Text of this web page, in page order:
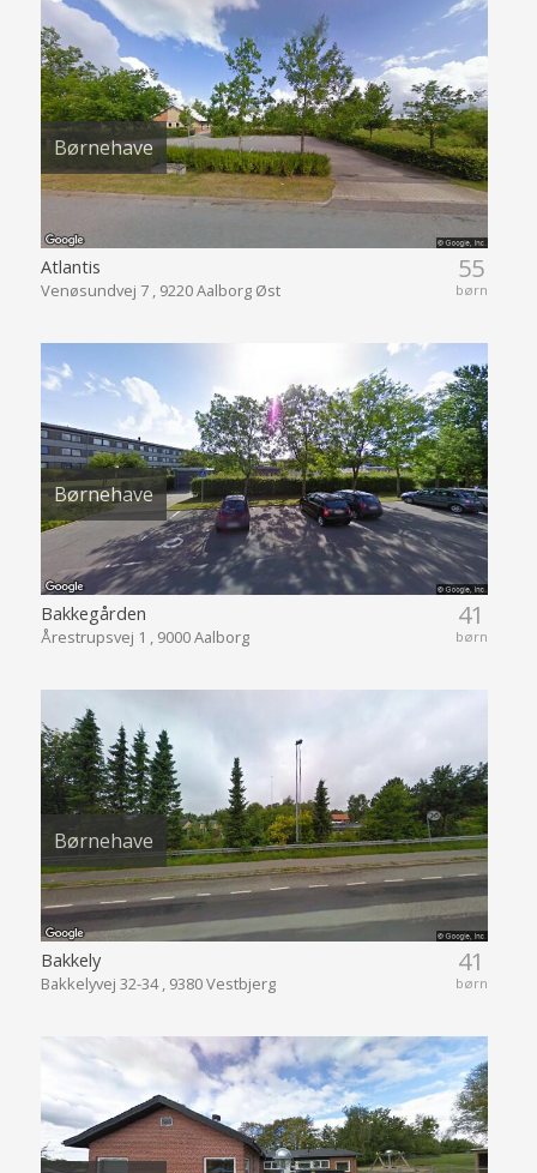
Børnehave
55
børn
Atlantis
Venøsundvej 7 , 9220 Aalborg Øst
Børnehave
41
børn
Bakkegården
Årestrupsvej 1 , 9000 Aalborg
Børnehave
41
børn
Bakkely
Bakkelyvej 32-34 , 9380 Vestbjerg